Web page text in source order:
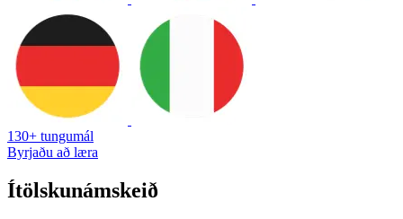
130+ tungumál
Byrjaðu að læra
Ítölskunámskeið